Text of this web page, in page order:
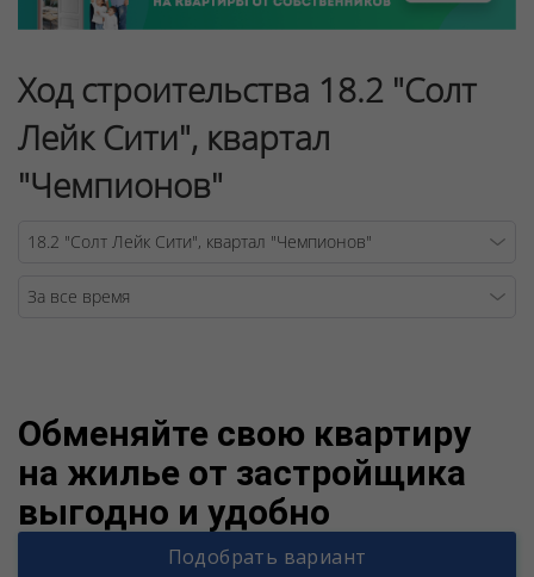
Ход строительства 18.2 "Солт
Лейк Сити", квартал
"Чемпионов"
Обменяйте свою квартиру
на жилье от застройщика
выгодно и удобно
Подобрать вариант